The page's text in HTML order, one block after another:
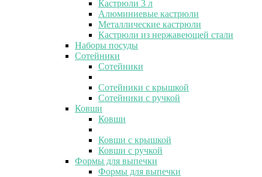
Кастрюли 3 л
Алюминиевые кастрюли
Металлические кастрюли
Кастрюли из нержавеющей стали
Наборы посуды
Сотейники
Сотейники
Сотейники с крышкой
Сотейники с ручкой
Ковши
Ковши
Ковши с крышкой
Ковши с ручкой
Формы для выпечки
Формы для выпечки